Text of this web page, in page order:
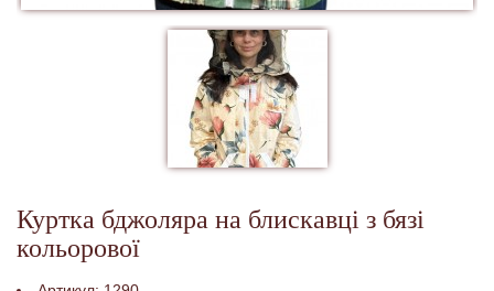
Куртка бджоляра на блискавці з бязі
кольорової